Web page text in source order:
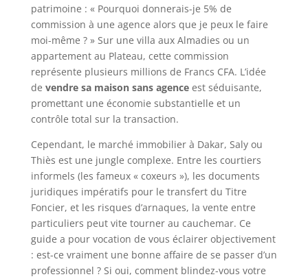
patrimoine : « Pourquoi donnerais-je 5% de
commission à une agence alors que je peux le faire
moi-même ? » Sur une villa aux Almadies ou un
appartement au Plateau, cette commission
représente plusieurs millions de Francs CFA. L’idée
de vendre sa maison sans agenceest séduisante,
promettant une économie substantielle et un
contrôle total sur la transaction.
Cependant, le marché immobilier à Dakar, Saly ou
Thiès est une jungle complexe. Entre les courtiers
informels (les fameux « coxeurs »), les documents
juridiques impératifs pour le transfert du Titre
Foncier, et les risques d’arnaques, la vente entre
particuliers peut vite tourner au cauchemar. Ce
guide a pour vocation de vous éclairer objectivement
: est-ce vraiment une bonne affaire de se passer d’un
professionnel ? Si oui, comment blindez-vous votre